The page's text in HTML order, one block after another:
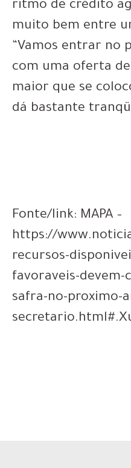
ritmo de crédito
muito bem entre
“Vamos entrar no
com uma oferta
maior que se
dá bastante
Fonte/link: MAPA –
https://
recursos-
favoraveis-
safra-no-proximo-